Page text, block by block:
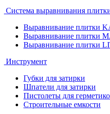
Система выравнивания
Выравнивание плитки
Выравнивание плитки
Выравнивание плитки
Инструмент
Губки для затирки
Шпатели для затирки
Пистолеты для
Строительные емкости